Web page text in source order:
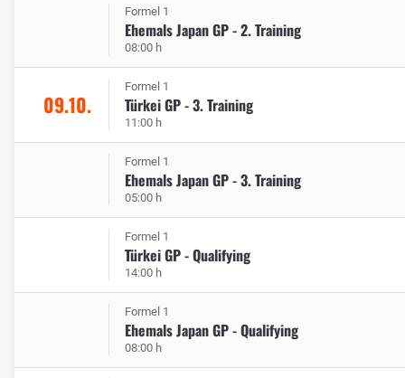
Formel 1
Ehemals Japan GP - 2. Training
08:00 h
09.10.
Formel 1
Türkei GP - 3. Training
11:00 h
Formel 1
Ehemals Japan GP - 3. Training
05:00 h
Formel 1
Türkei GP - Qualifying
14:00 h
Formel 1
Ehemals Japan GP - Qualifying
08:00 h